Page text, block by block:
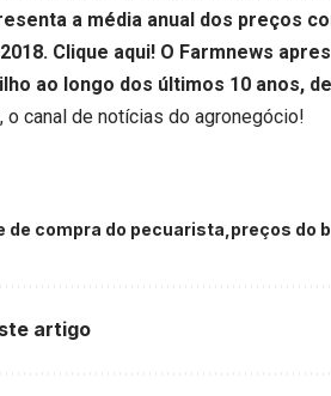
a média anual dos preços
Clique aqui! O Farmnews
ao longo dos últimos 10 anos, de
, o canal de notícias do agronegócio!
de compra do pecuarista preços do
artigo